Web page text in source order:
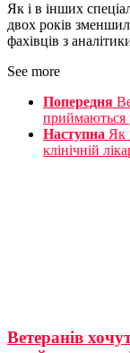
Як і в інших
двох років
фахівців з
See more
Попередня
приймаються
Наступна Як
клінічній
Ветеранів